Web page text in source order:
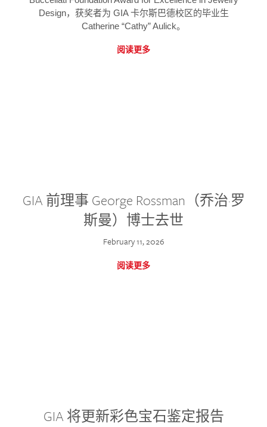
Design，获奖者为 GIA 卡尔斯巴德校区的毕业生
Catherine “Cathy” Aulick。
阅读更多
GIA 前理事 George Rossman（乔治·罗
斯曼）博士去世
February 11, 2026
阅读更多
GIA 将更新彩色宝石鉴定报告